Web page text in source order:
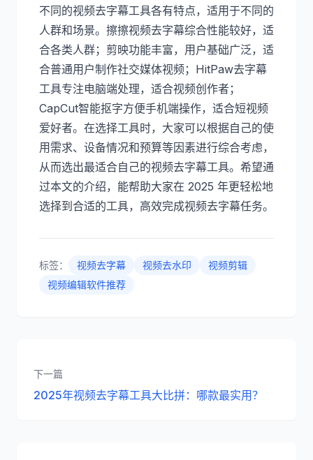
不同的视频去字幕工具各有特点，适用于不同的
人群和场景。擦擦视频去字幕综合性能较好，适
合各类人群；剪映功能丰富，用户基础广泛，适
合普通用户制作社交媒体视频；HitPaw去字幕
工具专注电脑端处理，适合视频创作者；
CapCut智能抠字方便手机端操作，适合短视频
爱好者。在选择工具时，大家可以根据自己的使
用需求、设备情况和预算等因素进行综合考虑，
从而选出最适合自己的视频去字幕工具。希望通
过本文的介绍，能帮助大家在 2025 年更轻松地
选择到合适的工具，高效完成视频去字幕任务。
标签： 视频去字幕 视频去水印
视频剪辑
视频编辑软件推荐
下一篇
2025年视频去字幕工具大比拼：哪款最实用？